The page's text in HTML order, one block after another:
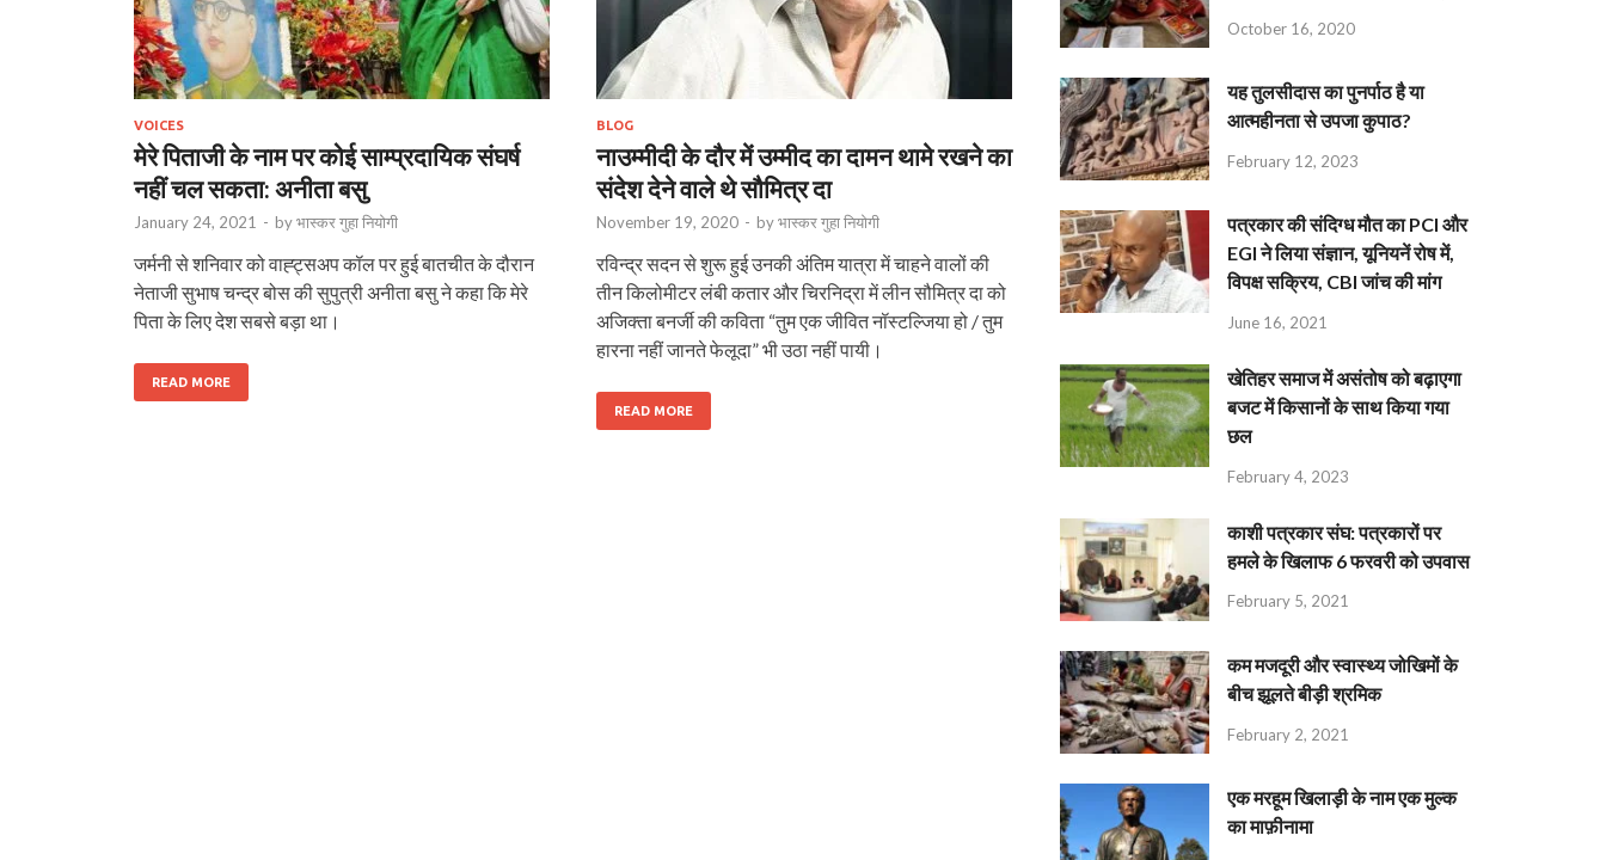
VOICES
मेरे पिताजी के नाम पर कोई साम्प्रदायिक संघर्ष
नहीं चल सकता: अनीता बसु
January 24, 2021 - byभास्‍कर गुहा नियोगी
जर्मनी से शनिवार को वाह्ट्सअप कॉल पर हुई बातचीत के दौरान
नेताजी सुभाष चन्द्र बोस की सुपुत्री अनीता बसु ने कहा कि मेरे
पिता के लिए देश सबसे बड़ा था।
READ MORE
BLOG
नाउम्मीदी के दौर में उम्मीद का दामन थामे रखने का
संदेश देने वाले थे सौमित्र दा
November 19, 2020 - byभास्‍कर गुहा नियोगी
रविन्द्र सदन से शुरू हुई उनकी अंतिम यात्रा में चाहने वालों की
तीन किलोमीटर लंबी कतार और चिरनिद्रा में लीन सौमित्र दा को
अजिक्ता बनर्जी की कविता “तुम एक जीवित नॉस्टल्जिया हो / तुम
हारना नहीं जानते फेलूदा” भी उठा नहीं पायी।
READ MORE
October 16, 2020
यह तुलसीदास का पुनर्पाठ है या
आत्महीनता से उपजा कुपाठ?
February 12, 2023
पत्रकार की संदिग्ध मौत का PCI और
EGI ने लिया संज्ञान, यूनियनें रोष में,
विपक्ष सक्रिय, CBI जांच की मांग
June 16, 2021
खेतिहर समाज में असंतोष को बढ़ाएगा
बजट में किसानों के साथ किया गया
छल
February 4, 2023
काशी पत्रकार संघ: पत्रकारों पर
हमले के खिलाफ 6 फरवरी को उपवास
February 5, 2021
कम मजदूरी और स्वास्थ्य जोखिमों के
बीच झूलते बीड़ी श्रमिक
February 2, 2021
एक मरहूम खिलाड़ी के नाम एक मुल्क
का माफ़ीनामा